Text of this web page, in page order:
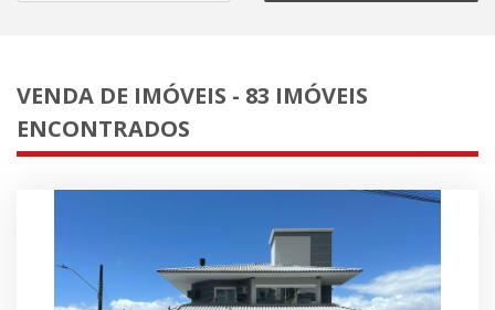
VENDA DE IMÓVEIS - 83 IMÓVEIS
ENCONTRADOS